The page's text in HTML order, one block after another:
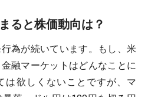
ると株価動向は？
為が続いています。もし、米
融マーケットはどんなことに
は欲しくないことですが、マ